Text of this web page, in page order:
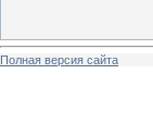
Полная версия сайта